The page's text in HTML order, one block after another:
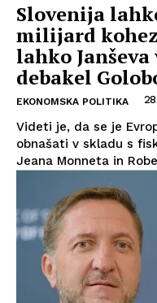
Slovenija
milijard
lahko
debakel
EKONOMSKA POLITIKA
Videti je, da se je
obnašati v skladu s
Jeana Monneta in